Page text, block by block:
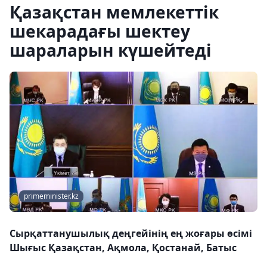
Қазақстан мемлекеттік
шекарадағы шектеу
шараларын күшейтеді
primeminister.kz
Сырқаттанушылық деңгейінің ең жоғары өсімі
Шығыс Қазақстан, Ақмола, Қостанай, Батыс